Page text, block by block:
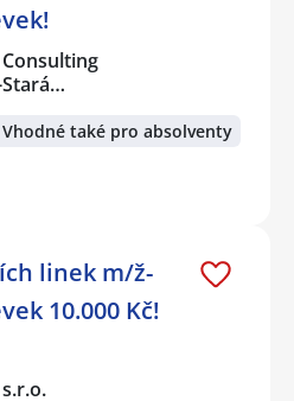
Vhodné také pro absolventy
linek m/ž-
10.000 Kč!